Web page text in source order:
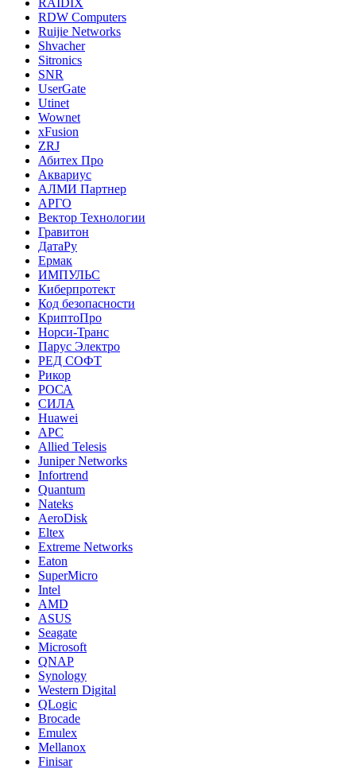
RAIDIX
RDW Computers
Ruijie Networks
Shvacher
Sitronics
SNR
UserGate
Utinet
Wownet
xFusion
ZRJ
Абитех Про
Аквариус
АЛМИ Партнер
АРГО
Вектор Технологии
Гравитон
ДатаРу
Ермак
ИМПУЛЬС
Киберпротект
Код безопасности
КриптоПро
Норси-Транс
Парус Электро
РЕД СОФТ
Рикор
РОСА
СИЛА
Huawei
APC
Allied Telesis
Juniper Networks
Infortrend
Quantum
Nateks
AeroDisk
Eltex
Extreme Networks
Eaton
SuperMicro
Intel
AMD
ASUS
Seagate
Microsoft
QNAP
Synology
Western Digital
QLogic
Brocade
Emulex
Mellanox
Finisar